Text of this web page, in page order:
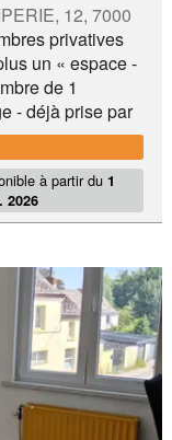
12, 7000
privatives
un « espace -
de 1
- déjà prise par
! Dans rue
à moins de
5 minutes des
etc …
sans cave
en 2024. 16
supermarché – 6
à partir du1
2026